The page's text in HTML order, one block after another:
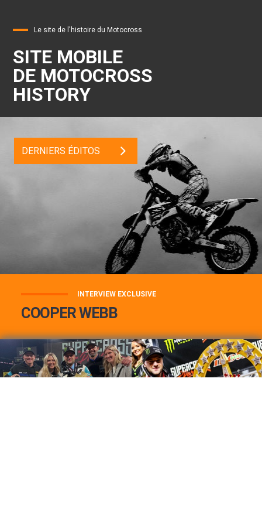
Le site de l'histoire du Motocross
SITE MOBILE
DE MOTOCROSS
HISTORY
DERNIERS ÉDITOS
INTERVIEW EXCLUSIVE
COOPER WEBB